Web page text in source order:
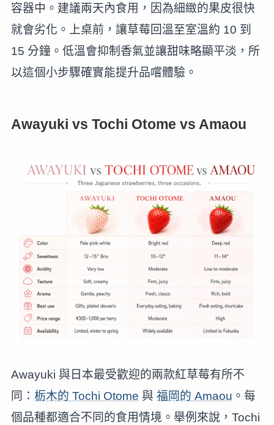
容器中。建議兩天內食用，因為細緻的果皮很快
就會劣化。上桌前，讓草莓回溫至室溫約 10 到
15 分鐘。低溫會抑制香氣並讓甜味略顯平淡，所
以這個小步驟確實能提升品嚐體驗。
Awayuki vs Tochi Otome vs Amaou
Awayuki 與日本最受歡迎的兩款紅草莓有所不
同： 栃木的 Tochi Otome 與 福岡的 Amaou 。每
個品種都適合不同的食用情境。舉例來說，Tochi